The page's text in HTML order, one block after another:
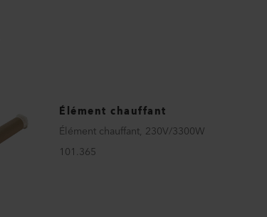
Élément chauffant
Élément chauffant, 230V/3300W
101.365